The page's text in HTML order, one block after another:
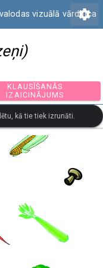
vizuālā vārdnīca
settings
KLAUSĪŠANĀS
IZAICINĀJUMS
kā tie tiek izrunāti.